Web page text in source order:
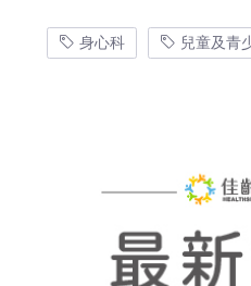
身心科 兒童及青